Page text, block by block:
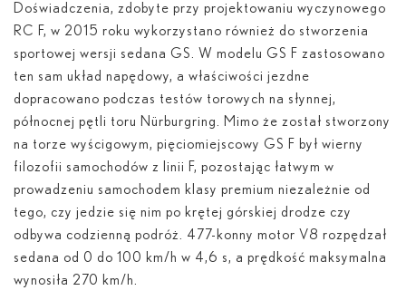
Doświadczenia, zdobyte przy projektowaniu wyczynowego
RC F, w 2015 roku wykorzystano również do stworzenia
sportowej wersji sedana GS. W modelu GS F zastosowano
ten sam układ napędowy, a właściwości jezdne
dopracowano podczas testów torowych na słynnej,
północnej pętli toru Nürburgring. Mimo że został stworzony
na torze wyścigowym, pięciomiejscowy GS F był wierny
filozofii samochodów z linii F, pozostając łatwym w
prowadzeniu samochodem klasy premium niezależnie od
tego, czy jedzie się nim po krętej górskiej drodze czy
odbywa codzienną podróż. 477-konny motor V8 rozpędzał
sedana od 0 do 100 km/h w 4,6 s, a prędkość maksymalna
wynosiła 270 km/h.